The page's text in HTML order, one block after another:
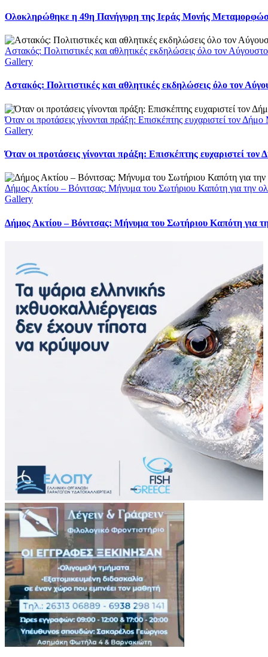
Ολοκληρώθηκε η 49η Πανήγυρη της Ιεράς Μονής
Αστακός: Πολιτιστικές και αθλητικές εκδηλώσεις όλο τον
Gallery
Αστακός: Πολιτιστικές και αθλητικές εκδηλώσεις όλο τον
Όταν οι προτάσεις γίνονται πράξη: Επισκέπτης ευχαριστεί τον
Gallery
Όταν οι προτάσεις γίνονται πράξη: Επισκέπτης ευχαριστεί
Δήμος Ακτίου – Βόνιτσας: Μήνυμα του Σωτήριου Καπότη για την
Gallery
Δήμος Ακτίου – Βόνιτσας: Μήνυμα του Σωτήριου Καπότη για